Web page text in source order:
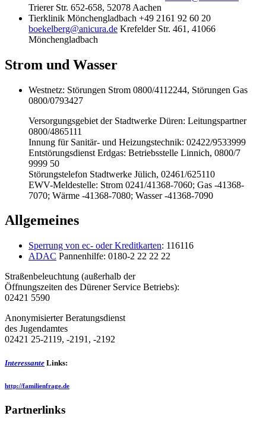
Trierer Str. 652-658, 52078 Aachen
Tierklinik Mönchengladbach +49 2161 92 60 20
boekelberg@anicura.de Krefelder Str. 461, 41066
Mönchengladbach
Strom und Wasser
Westnetz: Störungen Strom 0800/4112244, Störungen Gas
0800/0793427
Versorgungsgebiet der Stadtwerke Düren: Leitungspartner
0800/4865111
Innung für Sanitär- und Heizungstechnik: 02422/9533999
Entstörungsdienst Erdgas: Betriebsstelle Linnich, 0800/7
9999 50
Störungstelefon Stadtwerke Jülich, 02461/625110
EWV-Meldestelle: Strom 0241/41368-7060; Gas -41368-
7070; Wärme -41368-7080; Wasser -41368-7090
Allgemeines
Sperrung von ec- oder Kreditkarten: 116116
ADAC Pannenhilfe: 0180-2 22 22 22
Straßenbeleuchtung (außerhalb der
Öffnungszeiten des Dürener Service Betriebs):
02421 5590
Anonymisierter Beratungsdienst
des Jugendamtes
02421 25-2119, -2191, -2192
Interessante Links:
http://familienfrage.de
Partnerlinks